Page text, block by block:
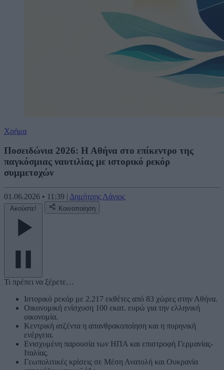
Χρήμα
Ποσειδώνια 2026: Η Αθήνα στο επίκεντρο της
παγκόσμιας ναυτιλίας με ιστορικό ρεκόρ
συμμετοχών
01.06.2026 • 11:39 | Δημήτρης Λάγιος
Ακούστε! Κοινοποίηση
Τι πρέπει να ξέρετε…
Ιστορικό ρεκόρ με 2.217 εκθέτες από 83 χώρες στην Αθήνα.
Οικονομική ενίσχυση 100 εκατ. ευρώ για την ελληνική
οικονομία.
Κεντρική ατζέντα η απανθρακοποίηση και η πυρηνική
ενέργεια.
Ενισχυμένη παρουσία των ΗΠΑ και επιστροφή Γερμανίας-
Ιταλίας.
Γεωπολιτικές κρίσεις σε Μέση Ανατολή και Ουκρανία